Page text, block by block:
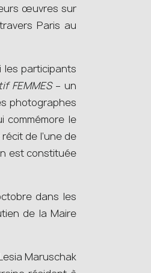
œuvres sur
Paris au
les participants
FEMMES – un
photographes
commémore le
de l’une de
est constituée
dans les
de la Maire
Maruschak